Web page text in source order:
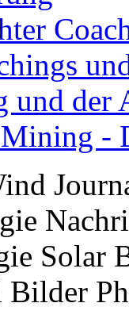
und
-
Solar